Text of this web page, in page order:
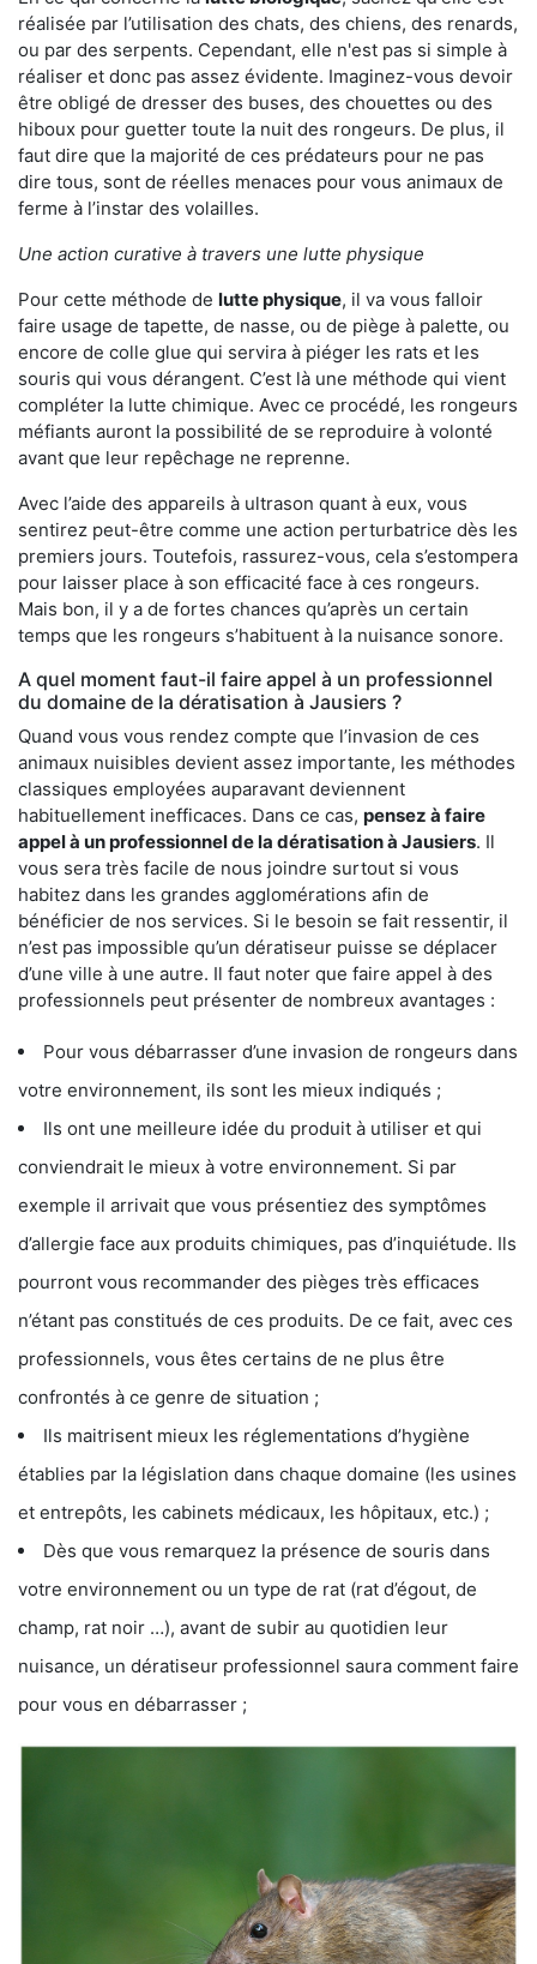
réalisée par l’utilisation des chats, des chiens, des renards,
ou par des serpents. Cependant, elle n'est pas si simple à
réaliser et donc pas assez évidente. Imaginez-vous devoir
être obligé de dresser des buses, des chouettes ou des
hiboux pour guetter toute la nuit des rongeurs. De plus, il
faut dire que la majorité de ces prédateurs pour ne pas
dire tous, sont de réelles menaces pour vous animaux de
ferme à l’instar des volailles.
Une action curative à travers une lutte physique
Pour cette méthode de lutte physique, il va vous falloir
faire usage de tapette, de nasse, ou de piège à palette, ou
encore de colle glue qui servira à piéger les rats et les
souris qui vous dérangent. C’est là une méthode qui vient
compléter la lutte chimique. Avec ce procédé, les rongeurs
méfiants auront la possibilité de se reproduire à volonté
avant que leur repêchage ne reprenne.
Avec l’aide des appareils à ultrason quant à eux, vous
sentirez peut-être comme une action perturbatrice dès les
premiers jours. Toutefois, rassurez-vous, cela s’estompera
pour laisser place à son efficacité face à ces rongeurs.
Mais bon, il y a de fortes chances qu’après un certain
temps que les rongeurs s’habituent à la nuisance sonore.
A quel moment faut-il faire appel à un professionnel
du domaine de la dératisation à Jausiers ?
Quand vous vous rendez compte que l’invasion de ces
animaux nuisibles devient assez importante, les méthodes
classiques employées auparavant deviennent
habituellement inefficaces. Dans ce cas, pensez à faire
appel à un professionnel de la dératisation à Jausiers. Il
vous sera très facile de nous joindre surtout si vous
habitez dans les grandes agglomérations afin de
bénéficier de nos services. Si le besoin se fait ressentir, il
n’est pas impossible qu’un dératiseur puisse se déplacer
d’une ville à une autre. Il faut noter que faire appel à des
professionnels peut présenter de nombreux avantages :
Pour vous débarrasser d’une invasion de rongeurs dans
votre environnement, ils sont les mieux indiqués ;
Ils ont une meilleure idée du produit à utiliser et qui
conviendrait le mieux à votre environnement. Si par
exemple il arrivait que vous présentiez des symptômes
d’allergie face aux produits chimiques, pas d’inquiétude. Ils
pourront vous recommander des pièges très efficaces
n’étant pas constitués de ces produits. De ce fait, avec ces
professionnels, vous êtes certains de ne plus être
confrontés à ce genre de situation ;
Ils maitrisent mieux les réglementations d’hygiène
établies par la législation dans chaque domaine (les usines
et entrepôts, les cabinets médicaux, les hôpitaux, etc.) ;
Dès que vous remarquez la présence de souris dans
votre environnement ou un type de rat (rat d’égout, de
champ, rat noir …), avant de subir au quotidien leur
nuisance, un dératiseur professionnel saura comment faire
pour vous en débarrasser ;